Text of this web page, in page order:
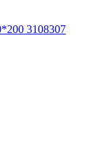
3108307